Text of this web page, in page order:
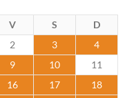
V S
D
2 3
4
9 10
11
16 17
18